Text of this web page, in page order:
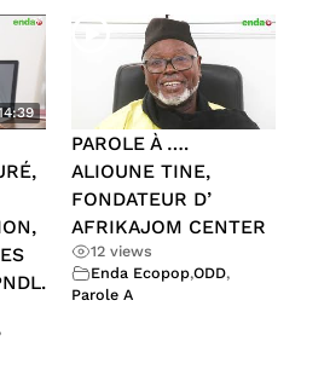
PAROLE À ….
ALIOUNE TINE,
FONDATEUR D’
AFRIKAJOM CENTER
12 views
Enda Ecopop,ODD,
Parole A